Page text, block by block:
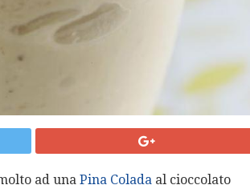
ad una Pina Colada al cioccolato